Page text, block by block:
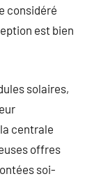
considéré
est bien
solaires,
centrale
offres
soi-